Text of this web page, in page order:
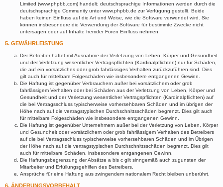
Limited (www.phpbb.com) handelt; deutschsprachige Informationen werden durch die
deutschsprachige Community unter www.phpbb.de zur Verfügung gestellt. Beide
haben keinen Einfluss auf die Art und Weise, wie die Software verwendet wird. Sie
können insbesondere die Verwendung der Software für bestimmte Zwecke nicht
untersagen oder auf Inhalte fremder Foren Einfluss nehmen.
5. GEWÄHRLEISTUNG
Der Betreiber haftet mit Ausnahme der Verletzung von Leben, Körper und Gesundheit
und der Verletzung wesentlicher Vertragspflichten (Kardinalpflichten) nur für Schäden,
die auf ein vorsätzliches oder grob fahrlässiges Verhalten zurückzuführen sind. Dies
gilt auch für mittelbare Folgeschäden wie insbesondere entgangenen Gewinn.
Die Haftung ist gegenüber Verbrauchern außer bei vorsätzlichem oder grob
fahrlässigem Verhalten oder bei Schäden aus der Verletzung von Leben, Körper und
Gesundheit und der Verletzung wesentlicher Vertragspflichten (Kardinalpflichten) auf
die bei Vertragsschluss typischerweise vorhersehbaren Schäden und im übrigen der
Höhe nach auf die vertragstypischen Durchschnittsschäden begrenzt. Dies gilt auch
für mittelbare Folgeschäden wie insbesondere entgangenen Gewinn.
Die Haftung ist gegenüber Unternehmern außer bei der Verletzung von Leben, Körper
und Gesundheit oder vorsätzlichem oder grob fahrlässigem Verhalten des Betreibers
auf die bei Vertragsschluss typischerweise vorhersehbaren Schäden und im Übrigen
der Höhe nach auf die vertragstypischen Durchschnittsschäden begrenzt. Dies gilt
auch für mittelbare Schäden, insbesondere entgangenen Gewinn.
Die Haftungsbegrenzung der Absätze a bis c gilt sinngemäß auch zugunsten der
Mitarbeiter und Erfüllungsgehilfen des Betreibers.
Ansprüche für eine Haftung aus zwingendem nationalem Recht bleiben unberührt.
6. ÄNDERUNGSVORBEHALT